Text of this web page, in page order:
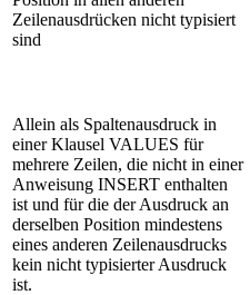
Zeilenausdrücken nicht typisiert
sind
Allein als Spaltenausdruck in
einer Klausel VALUES für
mehrere Zeilen, die nicht in einer
Anweisung INSERT enthalten
ist und für die der Ausdruck an
derselben Position mindestens
eines anderen Zeilenausdrucks
kein nicht typisierterAusdruck
ist.